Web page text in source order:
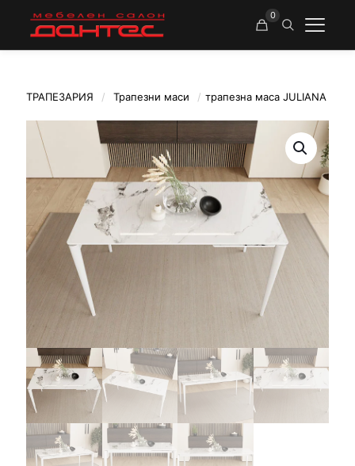
0
ТРАПЕЗАРИЯ / Трапезни маси / трапезна маса JULIANA